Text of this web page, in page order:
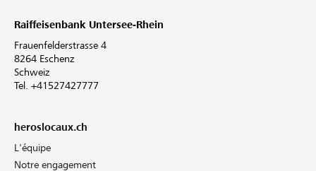
Raiffeisenbank Untersee-Rhein
Frauenfelderstrasse 4
8264 Eschenz
Schweiz
Tel. +41527427777
heroslocaux.ch
L'équipe
Notre engagement